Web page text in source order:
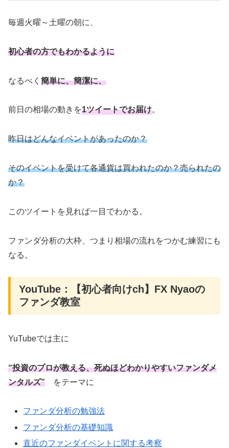
毎週火曜～土曜の朝に、
初心者の方でもわかるように
なるべく 簡単に、簡潔に、
前日の相場の動きを1ツイートでお届け。
昨日はどんなイベントがあったのか？
そのイベントを受けて各通貨は買われたのか？売られたの
か？
このツイートを見れば一目でわかる。
ファンダ分析の大枠、つまり相場の流れをつかむ練習にも
なる。
YouTube：【初心者向けch】FX Nyaoの
ファンダ教室
YuTubeでは主に
“投資のプロが教える、死ぬほどわかりやすいファンダメ
ンタルズ” をテーマに
ファンダ分析の勉強法
ファンダ分析の基礎知識
直近のファンダイベントに関する考察